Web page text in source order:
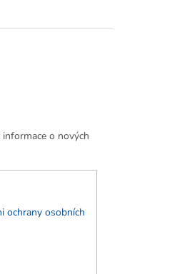
o nových
ochrany osobních